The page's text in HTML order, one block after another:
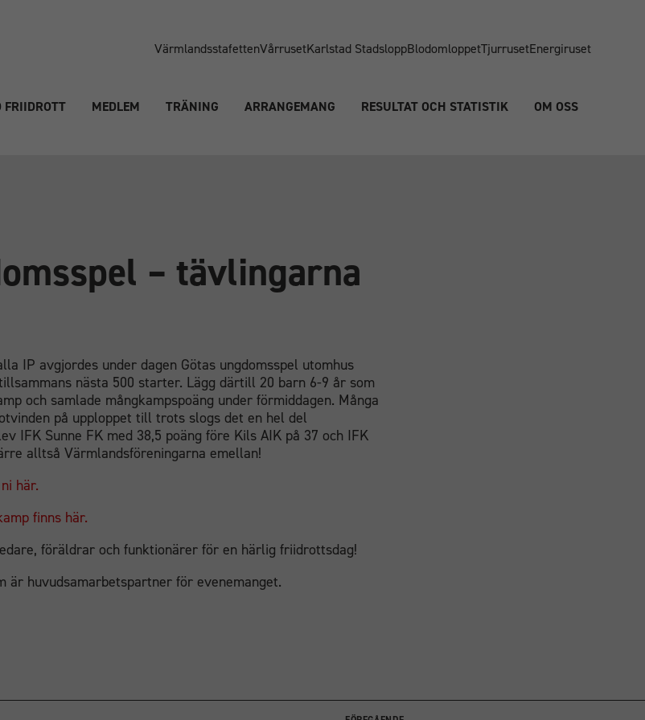
VärmlandsstafettenVårrusetKarlstad StadsloppBlodomloppetTjurrusetEnergiruset
FRIIDROTT MEDLEM TRÄNING ARRANGEMANG RESULTAT OCH STATISTIK OM OSS
– tävlingarna
IP avgjordes under dagen Götas ungdomsspel utomhus
nästa 500 starter. Lägg därtill 20 barn 6-9 år som
och samlade mångkampspoäng under förmiddagen. Många
på upploppet till trots slogs det en hel del
IFK Sunne FK med 38,5 poäng före Kils AIK på 37 och IFK
alltså Värmlandsföreningarna emellan!
här.
finns här.
föräldrar och funktionärer för en härlig friidrottsdag!
är huvudsamarbetspartner för evenemanget.